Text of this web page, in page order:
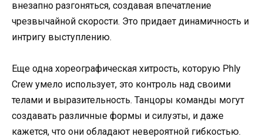
внезапно разгоняться, создавая впечатление
чрезвычайной скорости. Это придает динамичность и
интригу выступлению.
Еще одна хореографическая хитрость, которую Phly
Crew умело использует, это контроль над своими
телами и выразительность. Танцоры команды могут
создавать различные формы и силуэты, и даже
кажется, что они обладают невероятной гибкостью.